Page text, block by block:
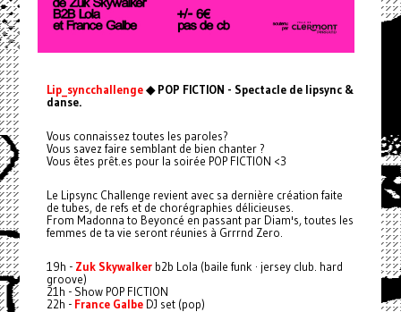
Lip_syncchallenge◆ POP FICTION - Spectacle de lipsync &
danse.
Vous connaissez toutes les paroles?
Vous savez faire semblant de bien chanter ?
Vous êtes prêt.es pour la soirée POP FICTION <3
Le Lipsync Challenge revient avec sa dernière création faite
de tubes, de refs et de chorégraphies délicieuses.
From Madonna to Beyoncé en passant par Diam's, toutes les
femmes de ta vie seront réunies à Grrrnd Zero.
19h - Zuk Skywalkerb2b Lola (baile funk · jersey club. hard
groove)
21h - Show POP FICTION
22h - France GalbeDJ set (pop)